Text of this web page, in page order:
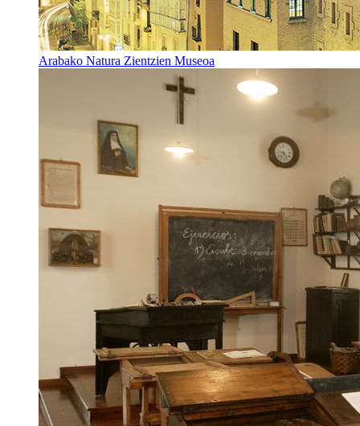
Arabako Natura Zientzien Museoa